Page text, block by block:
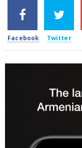
2k
SHARES
Facebook
1.5k
TWEETS
Twitter